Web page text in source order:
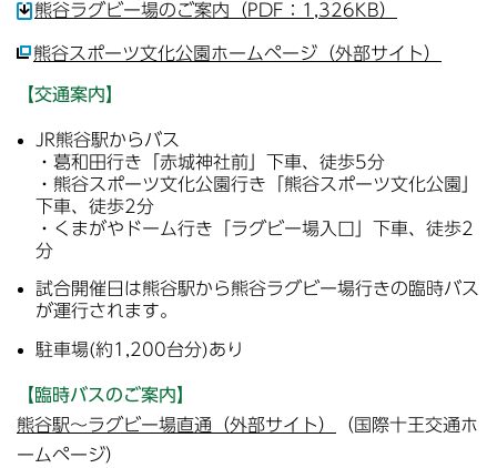
熊谷ラグビー場のご案内（PDF：1,326KB）
熊谷スポーツ文化公園ホームページ（外部サイト）
【交通案内】
JR熊谷駅からバス
・葛和田行き「赤城神社前」下車、徒歩5分
・熊谷スポーツ文化公園行き「熊谷スポーツ文化公園」
下車、徒歩2分
・くまがやドーム行き「ラグビー場入口」下車、徒歩2
分
試合開催日は熊谷駅から熊谷ラグビー場行きの臨時バス
が運行されます。
駐車場(約1,200台分)あり
【臨時バスのご案内】
熊谷駅～ラグビー場直通（外部サイト）
（国際十王交通ホ
ームページ）